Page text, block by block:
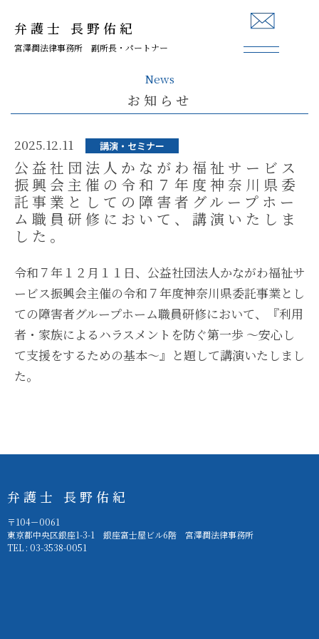
弁護士 長野佑紀
宮澤潤法律事務所 副所長・パートナー
News
お知らせ
2025.12.11 講演・セミナー
公益社団法人かながわ福祉サービス
振興会主催の令和７年度神奈川県委
託事業としての障害者グループホー
ム職員研修において、講演いたしま
した。
令和７年１２月１１日、公益社団法人かながわ福祉サ
ービス振興会主催の令和７年度神奈川県委託事業とし
ての障害者グループホーム職員研修において、『利用
者・家族によるハラスメントを防ぐ第一歩 ～安心し
て支援をするための基本～』と題して講演いたしまし
た。
弁護士 長野佑紀
〒104－0061
東京都中央区銀座1-3-1 銀座富士屋ビル6階 宮澤潤法律事務所
TEL : 03-3538-0051